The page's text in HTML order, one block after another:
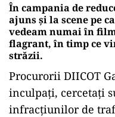
În campania de
ajuns și la scene pe
vedeam numai în
flagrant, în timp ce
străzii.
Procurorii DIICOT
inculpați, cercetați
infracțiunilor de